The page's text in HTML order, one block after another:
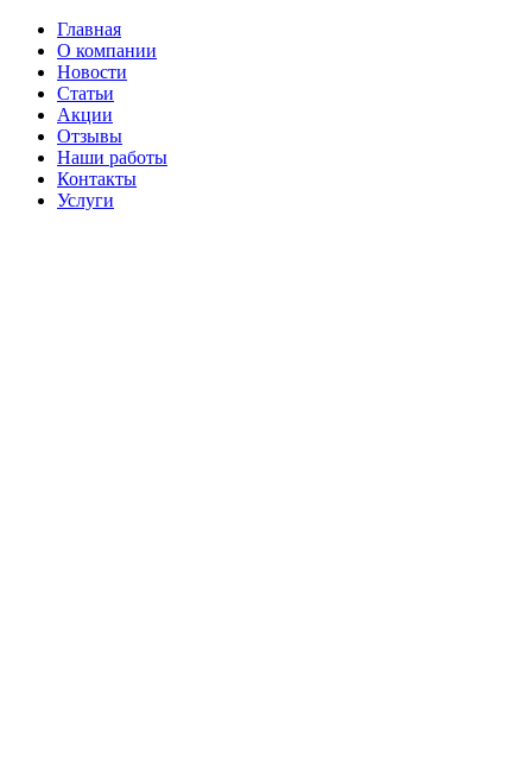
Главная
О компании
Новости
Статьи
Акции
Отзывы
Наши работы
Контакты
Услуги